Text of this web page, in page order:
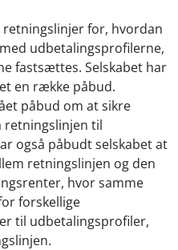
retningslinjer for, hvordan
udbetalingsprofilerne,
fastsættes. Selskabet har
en række påbud.
påbud om at sikre
til
også påbudt selskabet at
retningslinjen og den
hvor samme
forskellige
til udbetalingsprofiler,